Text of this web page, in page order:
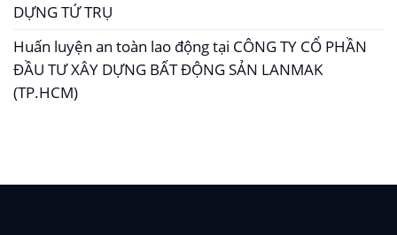
DỰNG TỨ TRỤ
Huấn luyện an toàn lao động tại CÔNG TY CỔ PHẦN
ĐẦU TƯ XÂY DỰNG BẤT ĐỘNG SẢN LANMAK
(TP.HCM)